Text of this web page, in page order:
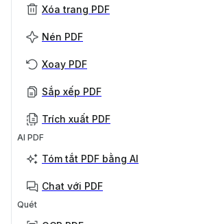
Xóa trang PDF
Nén PDF
Xoay PDF
Sắp xếp PDF
Trích xuất PDF
AI PDF
Tóm tắt PDF bằng AI
Chat với PDF
Quét